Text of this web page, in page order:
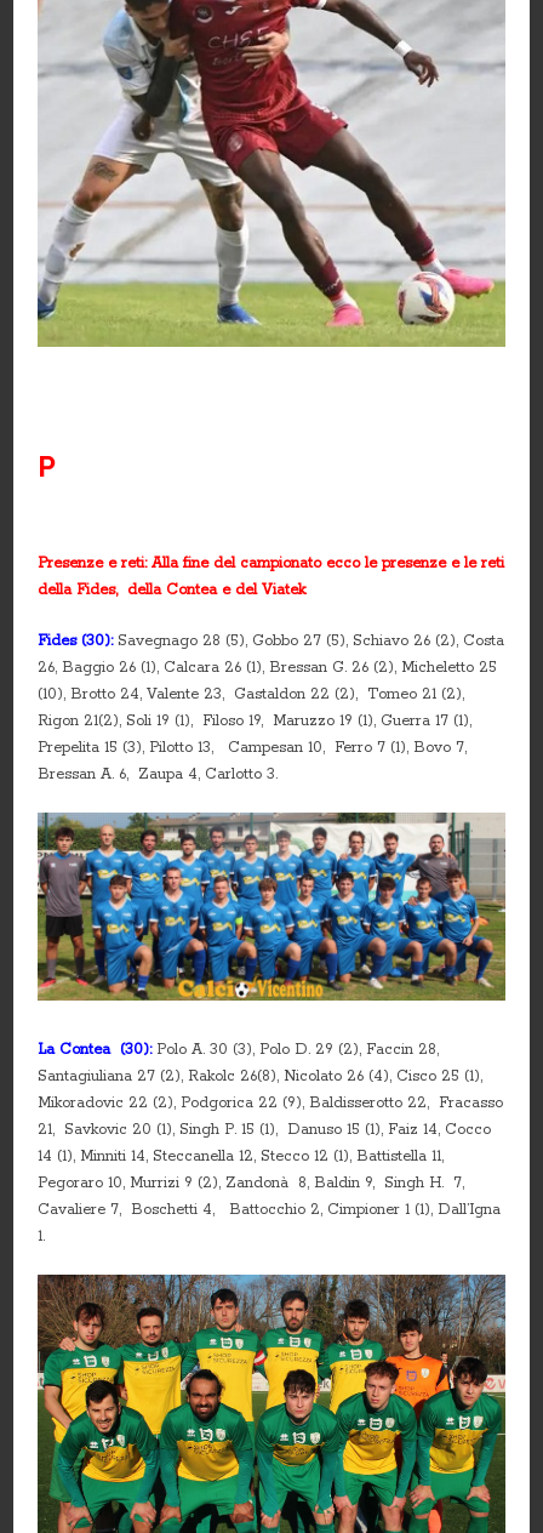
P
Presenze e reti: Alla fine del campionato ecco le presenze e le reti
della Fides, della Contea e del Viatek
Fides (30):Savegnago 28 (5), Gobbo 27 (5), Schiavo 26 (2), Costa
26, Baggio 26 (1), Calcara 26 (1), Bressan G. 26 (2), Micheletto 25
(10), Brotto 24, Valente 23, Gastaldon 22 (2), Tomeo 21 (2),
Rigon 21(2), Soli 19 (1), Filoso 19, Maruzzo 19 (1), Guerra 17 (1),
Prepelita 15 (3), Pilotto 13, Campesan 10, Ferro 7 (1), Bovo 7,
Bressan A. 6, Zaupa 4, Carlotto 3.
La Contea (30): Polo A. 30 (3), Polo D. 29 (2), Faccin 28,
Santagiuliana 27 (2), Rakolc 26(8), Nicolato 26 (4), Cisco 25 (1),
Mikoradovic 22 (2), Podgorica 22 (9), Baldisserotto 22, Fracasso
21, Savkovic 20 (1), Singh P. 15 (1), Danuso 15 (1), Faiz 14, Cocco
14 (1), Minniti 14, Steccanella 12, Stecco 12 (1), Battistella 11,
Pegoraro 10, Murrizi 9 (2), Zandonà 8, Baldin 9, Singh H. 7,
Cavaliere 7, Boschetti 4, Battocchio 2, Cimpioner 1 (1), Dall’Igna
1.